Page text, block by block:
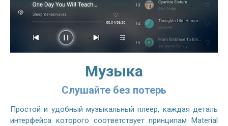
Музыка
Слушайте без потерь
Простой и удобный музыкальный плеер, каждая деталь
интерфейса которого соответствует принципам Material